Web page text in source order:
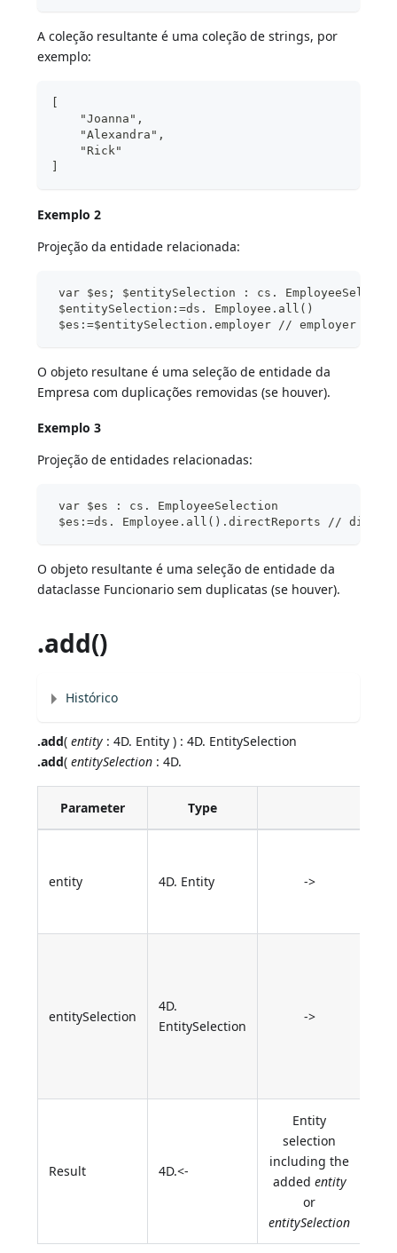
A coleção resultante é uma coleção de strings, por
exemplo:
[
    "Joanna",
    "Alexandra",
    "Rick"
]
Exemplo 2
Projeção da entidade relacionada:
var $es; $entitySelection : cs.
$entitySelection:=ds. Employee.all()
$es:=$entitySelection.employer // employer é
O objeto resultane é uma seleção de entidade da
Empresa com duplicações removidas (se houver).
Exemplo 3
Projeção de entidades relacionadas:
var $es : cs. EmployeeSelection
$es:=ds. Employee.all().directReports //
O objeto resultante é uma seleção de entidade da
dataclasse Funcionario sem duplicatas (se houver).
.add()
Histórico
.add(entity : 4D. Entity ) : 4D. EntitySelection
.add(entitySelection : 4D.
Parameter Type
entity 4D. Entity ->
entitySelection
4D.
EntitySelection
->
Result 4D.<-
Entity
selection
including the
added entity
or
entitySelection